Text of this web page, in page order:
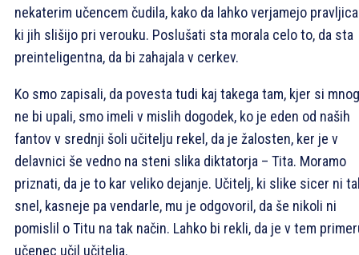
nekaterim učencem čudila, kako da lahko verjamejo
ki jih slišijo pri verouku. Poslušati sta morala celo to, da sta
preinteligentna, da bi zahajala v cerkev.
Ko smo zapisali, da povesta tudi kaj takega tam, kjer si
ne bi upali, smo imeli v mislih dogodek, ko je eden od naših
fantov v srednji šoli učitelju rekel, da je žalosten, ker je v
delavnici še vedno na steni slika diktatorja – Tita. Moramo
priznati, da je to kar veliko dejanje. Učitelj, ki slike sicer ni
snel, kasneje pa vendarle, mu je odgovoril, da še nikoli ni
pomislil o Titu na tak način. Lahko bi rekli, da je v tem
učenec učil učitelja.